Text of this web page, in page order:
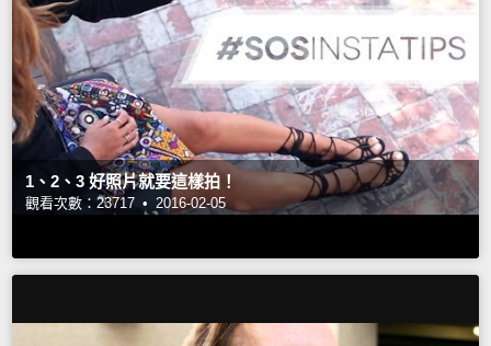
1、2、3 好照片就要這樣拍！
觀看次數：23717 • 2016-02-05